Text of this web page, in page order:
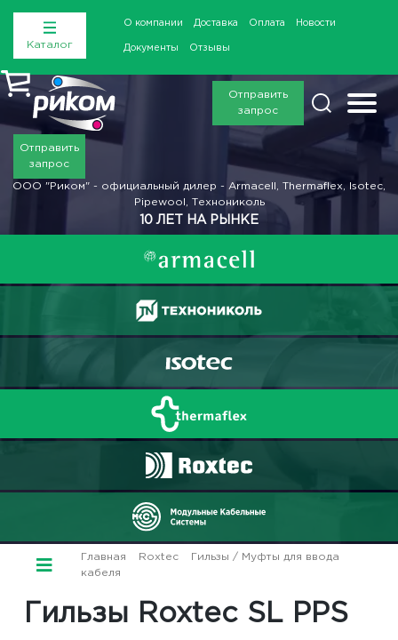
Каталог
О компании Доставка Оплата Новости
Документы Отзывы
Отправить
запрос
Отправить
запрос
ООО "Риком" - официальный дилер - Armacell, Thermaflex, Isotec,
Pipewool, Технониколь
10 ЛЕТ НА РЫНКЕ
Главная Roxtec/
Гильзы / Муфты для ввода
кабеля
Гильзы Roxtec SL PPS